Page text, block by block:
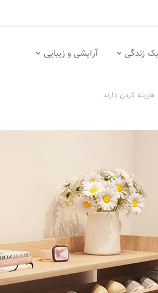
زندگی آرایشی و زیبایی
کردن دارند